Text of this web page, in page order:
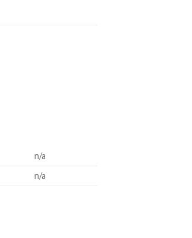
n/a
n/a